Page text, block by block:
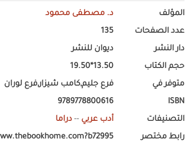
المؤلف د. مصطفى محمود
عدد الصفحات 135
دار النشر ديوان للنشر
حجم الكتاب 13.50*19.50
متوفر في فرع جليم,كامب شيزار,فرع لوران
ISBN
9789778800616
التصنيفات أدب عربي -- دراما
رابط مختصر